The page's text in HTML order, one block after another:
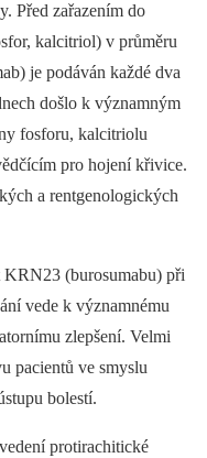
Před zařazením do
kalcitriol) v průměru
je podáván každé dva
došlo k významným
fosforu, kalcitriolu
pro hojení křivice.
a rentgenologických
(burosumabu) při
vede k významnému
zlepšení. Velmi
pacientů ve smyslu
bolestí.
protirachitické